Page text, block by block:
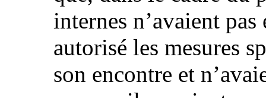
internes n’avaient
autorisé les mesures
son encontre et